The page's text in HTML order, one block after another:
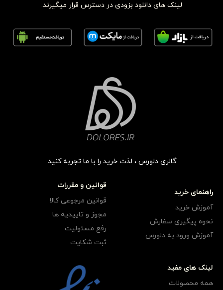
لینک های دانلود بزودی در دسترس قرار میگیرند.
گالری دلورس ، لذت خرید را با ما تجربه کنید.
راهنمای خرید
آموزش خرید
نحوه پیگیری سفارش
آموزش ورود به دلورس
قوانین و مقررات
قوانین مرجوعی کالا
مجوز و تاییدیه ها
رفع مسئولیت
ثبت شکایت
لینک های مفید
همه محصولات